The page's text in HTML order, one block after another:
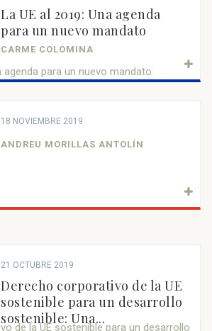
La UE al 2019: Una agenda
para un nuevo mandato
CARME COLOMINA
18 NOVIEMBRE 2019
ANDREU MORILLAS ANTOLÍN
21 OCTUBRE 2019
Derecho corporativo de la UE
sostenible para un desarrollo
sostenible: Una...